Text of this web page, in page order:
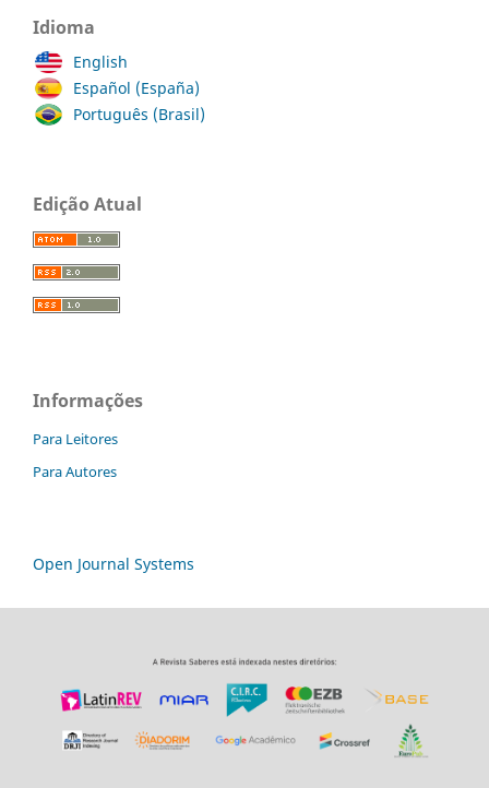
Idioma
English
Español (España)
Português (Brasil)
Edição Atual
Informações
Para Leitores
Para Autores
Open Journal Systems